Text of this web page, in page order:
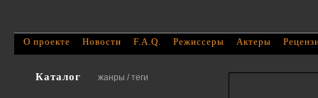
Каталог жанры / теги
О проекте Новости F.A.Q. Режиссеры Актеры